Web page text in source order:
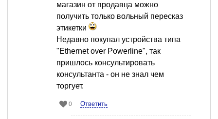
магазин от продавца можно
получить только вольный пересказ
этикетки
Недавно покупал устройства типа
"Ethernet over Powerline", так
пришлось консультировать
консультанта - он не знал чем
торгует.
0 Ответить